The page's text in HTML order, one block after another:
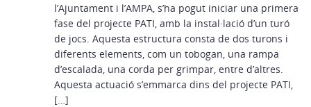
l’Ajuntament i l’AMPA, s’ha pogut iniciar una primera
fase del projecte PATI, amb la instal·lació d’un turó
de jocs. Aquesta estructura consta de dos turons i
diferents elements, com un tobogan, una rampa
d’escalada, una corda per grimpar, entre d’altres.
Aquesta actuació s’emmarca dins del projecte PATI,
[…]